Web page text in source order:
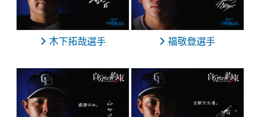
木下拓哉選手 福敬登選手